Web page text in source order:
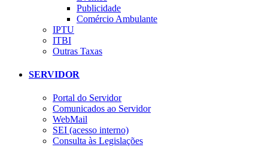
Publicidade
Comércio Ambulante
IPTU
ITBI
Outras Taxas
SERVIDOR
Portal do Servidor
Comunicados ao Servidor
WebMail
SEI (acesso interno)
Consulta às Legislações